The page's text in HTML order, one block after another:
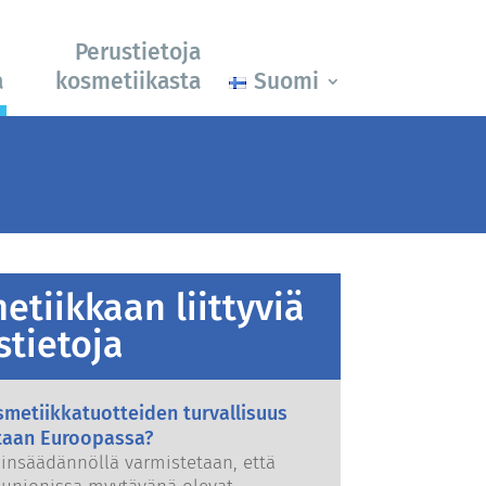
Perustietoja
kosmetiikasta
Suomi
liittyviä
turvallisuus
Euroopassa?
varmistetaan, että